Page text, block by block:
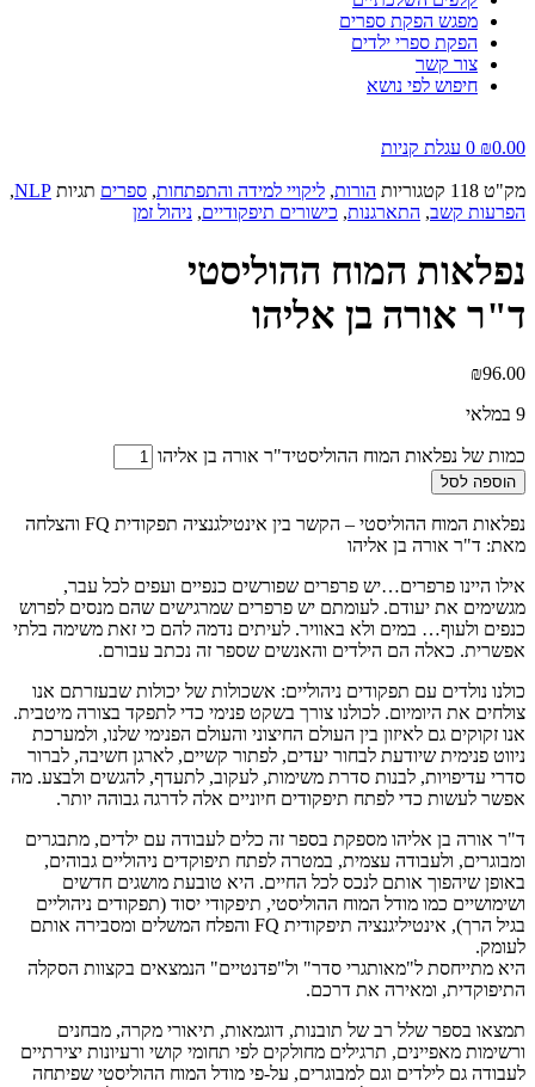
מפגש הפקת ספרים
הפקת ספרי ילדים
צור קשר
חיפוש לפי נושא
₪0.00
0 עגלת קניות
מק"ט 118 קטגוריות הורות, ליקויי למידה והתפתחות, ספרים תגיות NLP
,
הפרעות קשב, התארגנות, כישורים תיפקודיים, ניהול זמן
נפלאות המוח ההוליסטי
ד"ר אורה בן אליהו
₪96.00
9 במלאי
כמות של נפלאות המוח ההוליסטיד"ר אורה בן אליהו
הוספה לסל
נפלאות המוח ההוליסטי – הקשר בין אינטילגנציה תפקודית FQ והצלחה
מאת: ד"ר אורה בן אליהו
אילו היינו פרפרים…יש פרפרים שפורשים כנפיים ועפים לכל עבר,
מגשימים את יעודם. לעומתם יש פרפרים שמרגישים שהם מנסים לפרוש
כנפים ולעוף… במים ולא באוויר. לעיתים נדמה להם כי זאת משימה בלתי
אפשרית. כאלה הם הילדים והאנשים שספר זה נכתב עבורם.
כולנו נולדים עם תפקודים ניהוליים: אשכולות של יכולות שבעזרתם אנו
צולחים את היומיום. לכולנו צורך בשקט פנימי כדי לתפקד בצורה מיטבית.
אנו זקוקים גם לאיזון בין העולם החיצוני והעולם הפנימי שלנו, ולמערכת
ניווט פנימית שיודעת לבחור יעדים, לפתור קשיים, לארגן חשיבה, לברור
סדרי עדיפויות, לבנות סדרת משימות, לעקוב, לתעדף, להגשים ולבצע. מה
אפשר לעשות כדי לפתח תיפקודים חיוניים אלה לדרגה גבוהה יותר.
ד"ר אורה בן אליהו מספקת בספר זה כלים לעבודה עם ילדים, מתבגרים
ומבוגרים, ולעבודה עצמית, במטרה לפתח תיפוקדים ניהוליים גבוהים,
באופן שיהפוך אותם לנכס לכל החיים. היא טובעת מושגים חדשים
ושימושיים כמו מודל המוח ההוליסטי, תיפקודי יסוד (תפקודים ניהוליים
בגיל הרך), אינטיליגנציה תיפקודית FQ והפלח המשלים ומסבירה אותם
לעומק.
היא מתייחסת ל"מאותגרי סדר" ול"פדנטיים" הנמצאים בקצוות הסקלה
התיפוקדית, ומאירה את דרכם.
תמצאו בספר שלל רב של תובנות, דוגמאות, תיאורי מקרה, מבחנים
ורשימות מאפיינים, תרגילים מחולקים לפי תחומי קושי ורעיונות יצירתיים
לעבודה גם לילדים וגם למבוגרים, על-פי מודל המוח ההוליסטי שפיתחה